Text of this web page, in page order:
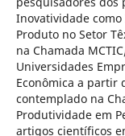
Inovatividade
Produto no Setor
na Chamada
Universidades
Econômica a partir
contemplado na
Produtividade em
artigos científicos